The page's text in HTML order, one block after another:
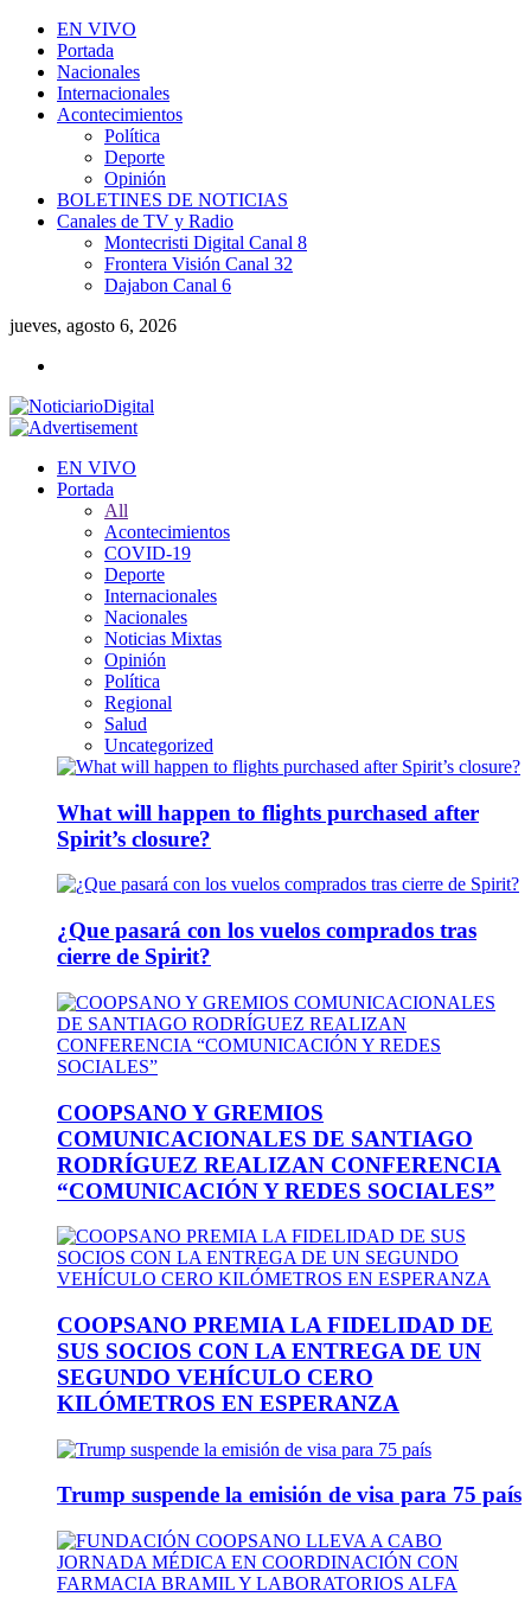
EN VIVO
Portada
Nacionales
Internacionales
Acontecimientos
Política
Deporte
Opinión
BOLETINES DE NOTICIAS
Canales de TV y Radio
Montecristi Digital Canal 8
Frontera Visión Canal 32
Dajabon Canal 6
jueves, agosto 6, 2026
EN VIVO
Portada
All
Acontecimientos
COVID-19
Deporte
Internacionales
Nacionales
Noticias Mixtas
Opinión
Política
Regional
Salud
Uncategorized
What will happen to flights purchased after
Spirit’s closure?
¿Que pasará con los vuelos comprados tras
cierre de Spirit?
COOPSANO Y GREMIOS
COMUNICACIONALES DE SANTIAGO
RODRÍGUEZ REALIZAN CONFERENCIA
“COMUNICACIÓN Y REDES SOCIALES”
COOPSANO PREMIA LA FIDELIDAD DE
SUS SOCIOS CON LA ENTREGA DE UN
SEGUNDO VEHÍCULO CERO
KILÓMETROS EN ESPERANZA
Trump suspende la emisión de visa para 75 país